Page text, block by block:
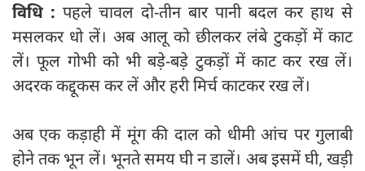
विधि : पहले चावल दो-तीन बार पानी बदल कर हाथ से
मसलकर धो लें। अब आलू को छीलकर लंबे टुकड़ों में काट
लें। फूल गोभी को भी बड़े-बड़े टुकड़ों में काट कर रख लें।
अदरक कद्दूकस कर लें और हरी मिर्च काटकर रख लें।
अब एक कड़ाही में मूंग की दाल को धीमी आंच पर गुलाबी
होने तक भून लें। भूनते समय घी न डालें। अब इसमें घी, खड़ी